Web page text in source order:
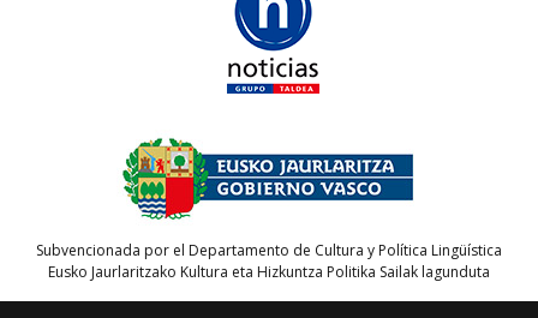
Subvencionada por el Departamento de Cultura y Política Lingüística
Eusko Jaurlaritzako Kultura eta Hizkuntza Politika Sailak lagunduta